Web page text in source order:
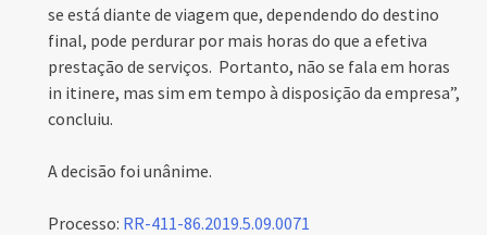
se está diante de viagem que, dependendo do destino
final, pode perdurar por mais horas do que a efetiva
prestação de serviços. Portanto, não se fala em horas
in itinere, mas sim em tempo à disposição da empresa”,
concluiu.
A decisão foi unânime.
Processo: RR-411-86.2019.5.09.0071